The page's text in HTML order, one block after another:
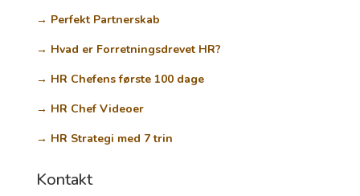
→ Perfekt Partnerskab
→ Hvad er Forretningsdrevet HR?
→ HR Chefens første 100 dage
→ HR Chef Videoer
→ HR Strategi med 7 trin
Kontakt